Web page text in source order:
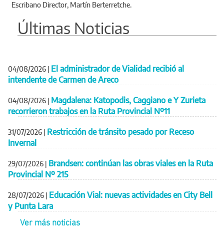
Escribano Director, Martín Berterretche.
Últimas Noticias
04/08/2026 | El administrador de Vialidad recibió al
intendente de Carmen de Areco
04/08/2026 | Magdalena: Katopodis, Caggiano e Y Zurieta
recorrieron trabajos en la Ruta Provincial Nº11
31/07/2026 | Restricción de tránsito pesado por Receso
Invernal
29/07/2026 | Brandsen: continúan las obras viales en la Ruta
Provincial Nº 215
28/07/2026 | Educación Vial: nuevas actividades en City Bell
y Punta Lara
Ver más noticias